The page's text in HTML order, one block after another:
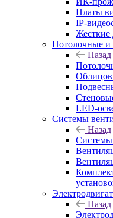
Платы
IP-
Жесткие
Потолочные и
Назад
LED-
Системы
Назад
Системы
Назад